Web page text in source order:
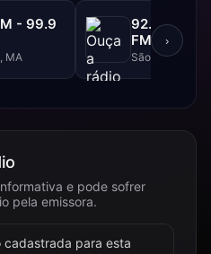
- 99.9
MA
92.FM -
FM
São Luis, MA
›
e pode sofrer
pela emissora.
cadastrada para esta